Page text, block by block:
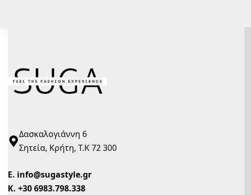
Δασκαλογιάννη 6
Σητεία, Κρήτη, Τ.Κ 72 300
Ε. info@sugastyle.gr
Κ. +30 6983.798.338